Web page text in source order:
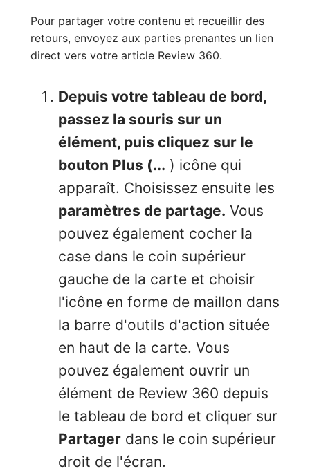
Pour partager votre contenu et recueillir des
retours, envoyez aux parties prenantes un lien
direct vers votre article Review 360.
Depuis votre tableau de bord,
passez la souris sur un
élément, puis cliquez sur le
bouton Plus (... ) icône qui
apparaît. Choisissez ensuite les
paramètres de partage. Vous
pouvez également cocher la
case dans le coin supérieur
gauche de la carte et choisir
l'icône en forme de maillon dans
la barre d'outils d'action située
en haut de la carte. Vous
pouvez également ouvrir un
élément de Review 360 depuis
le tableau de bord et cliquer sur
Partager dans le coin supérieur
droit de l'écran.